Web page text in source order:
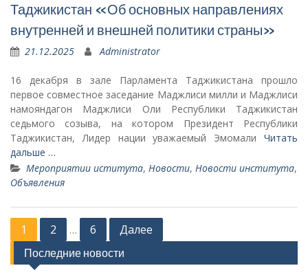
Таджикистан «Об основных направлениях
внутренней и внешней политики страны»
21.12.2025 Administrator
16 декабря в зале Парламента Таджикистана прошло
первое совместное заседание Маджлиси милли и Маджлиси
намояндагон Маджлиси Оли Республики Таджикистан
седьмого созыва, на котором Президент Республики
Таджикистан, Лидер нации уважаемый Эмомали Читать
дальше …
Мероприятии иститута, Новости, Новости института,
Объявления
в
1 2 … 6 Далее
Последние новости